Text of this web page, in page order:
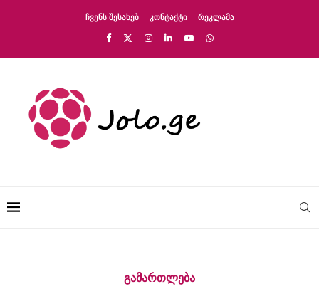
ᲩᲕᲔᲜᲡ ᲨᲔᲡᲐᲮᲔᲑ ᲙᲝᲜᲢᲐᲥᲢᲘ ᲠᲔᲙᲚᲐᲛᲐ
ᲒᲐᲛᲐᲠᲗᲚᲔᲑᲐ